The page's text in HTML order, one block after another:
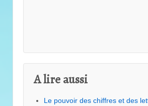
A lire aussi
Le pouvoir des chiffres et des